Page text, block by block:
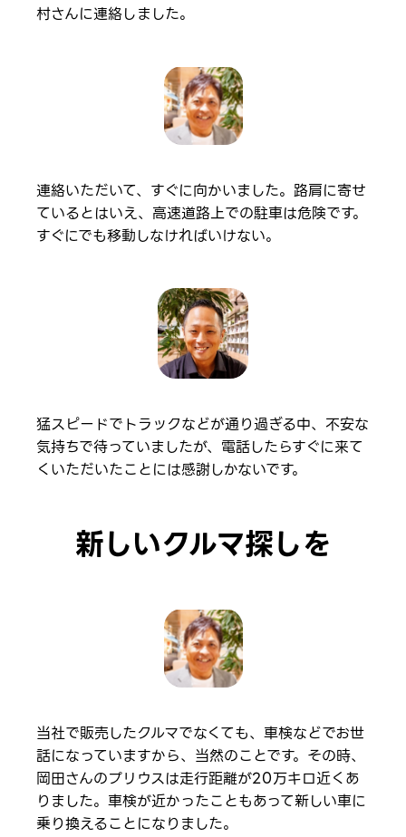
村さんに連絡しました。
連絡いただいて、すぐに向かいました。路肩に寄せ
ているとはいえ、高速道路上での駐車は危険です。
すぐにでも移動しなければいけない。
猛スピードでトラックなどが通り過ぎる中、不安な
気持ちで待っていましたが、電話したらすぐに来て
くいただいたことには感謝しかないです。
新しいクルマ探しを
当社で販売したクルマでなくても、車検などでお世
話になっていますから、当然のことです。その時、
岡田さんのプリウスは走行距離が20万キロ近くあ
りました。車検が近かったこともあって新しい車に
乗り換えることになりました。